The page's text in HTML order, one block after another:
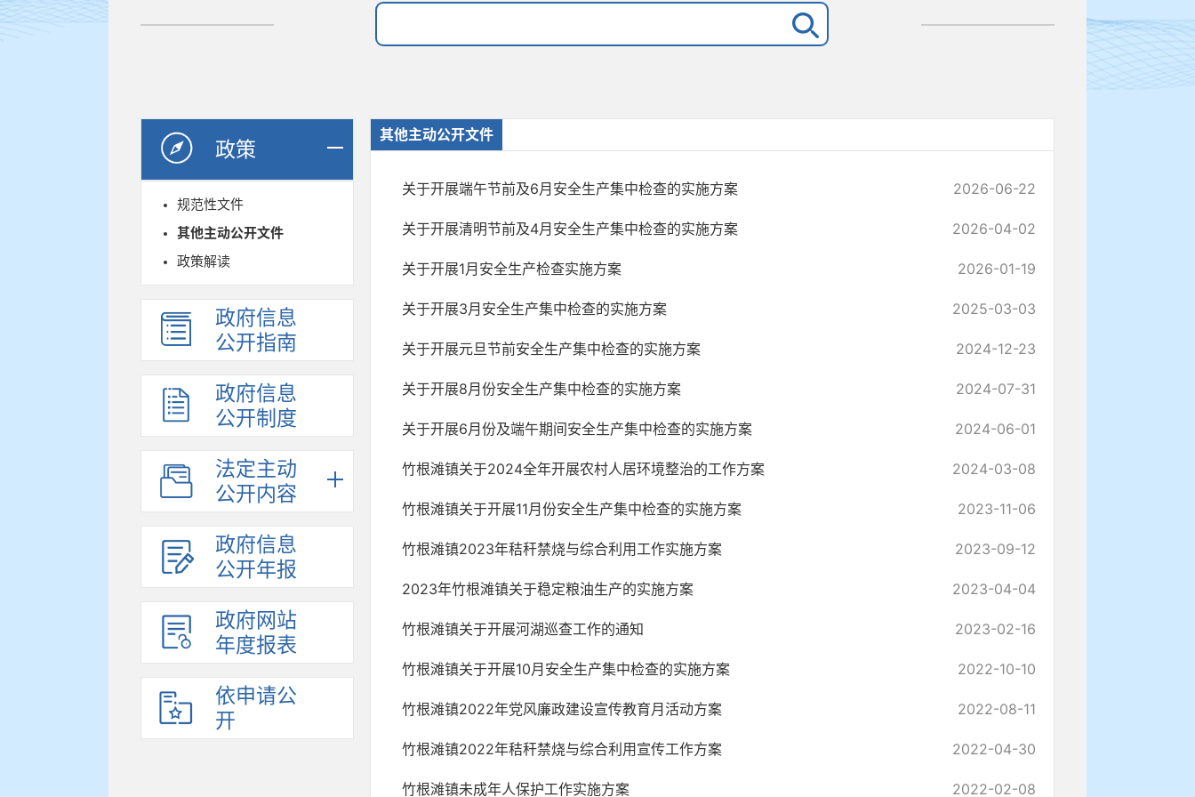
政策
规范性文件
其他主动公开文件
政策解读
政府信息
公开指南
政府信息
公开制度
法定主动
公开内容
政府信息
公开年报
政府网站
年度报表
依申请公
开
其他主动公开文件
关于开展端午节前及6月安全生产集中检查的实施方案 2026-06-22
关于开展清明节前及4月安全生产集中检查的实施方案 2026-04-02
关于开展1月安全生产检查实施方案 2026-01-19
关于开展3月安全生产集中检查的实施方案 2025-03-03
关于开展元旦节前安全生产集中检查的实施方案 2024-12-23
关于开展8月份安全生产集中检查的实施方案 2024-07-31
关于开展6月份及端午期间安全生产集中检查的实施方案 2024-06-01
竹根滩镇关于2024全年开展农村人居环境整治的工作方案 2024-03-08
竹根滩镇关于开展11月份安全生产集中检查的实施方案 2023-11-06
竹根滩镇2023年秸秆禁烧与综合利用工作实施方案 2023-09-12
2023年竹根滩镇关于稳定粮油生产的实施方案 2023-04-04
竹根滩镇关于开展河湖巡查工作的通知 2023-02-16
竹根滩镇关于开展10月安全生产集中检查的实施方案 2022-10-10
竹根滩镇2022年党风廉政建设宣传教育月活动方案 2022-08-11
竹根滩镇2022年秸秆禁烧与综合利用宣传工作方案 2022-04-30
竹根滩镇未成年人保护工作实施方案 2022-02-08